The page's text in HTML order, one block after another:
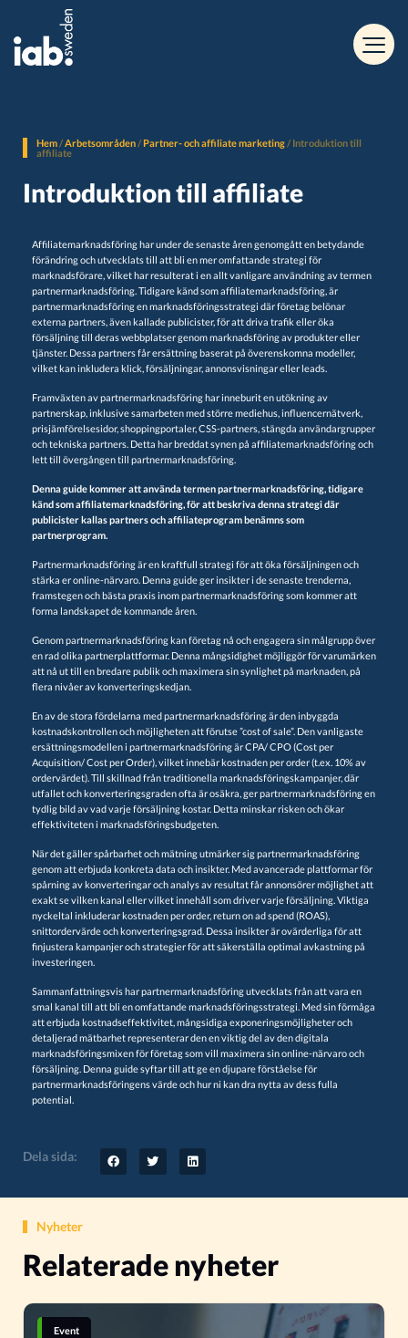
Hem/Arbetsområden/Partner- och affiliate marketing/ Introduktion till
affiliate
Introduktion till affiliate
Affiliatemarknadsföring har under de senaste åren genomgått en betydande
förändring och utvecklats till att bli en mer omfattande strategi för
marknadsförare, vilket har resulterat i en allt vanligare användning av termen
partnermarknadsföring. Tidigare känd som affiliatemarknadsföring, är
partnermarknadsföring en marknadsföringsstrategi där företag belönar
externa partners, även kallade publicister, för att driva trafik eller öka
försäljning till deras webbplatser genom marknadsföring av produkter eller
tjänster. Dessa partners får ersättning baserat på överenskomna modeller,
vilket kan inkludera klick, försäljningar, annonsvisningar eller leads.
Framväxten av partnermarknadsföring har inneburit en utökning av
partnerskap, inklusive samarbeten med större mediehus, influencernätverk,
prisjämförelsesidor, shoppingportaler, CSS-partners, stängda användargrupper
och tekniska partners. Detta har breddat synen på affiliatemarknadsföring och
lett till övergången till partnermarknadsföring.
Denna guide kommer att använda termen partnermarknadsföring, tidigare
känd som affiliatemarknadsföring, för att beskriva denna strategi där
publicister kallas partners och affiliateprogram benämns som
partnerprogram.
Partnermarknadsföring är en kraftfull strategi för att öka försäljningen och
stärka er online-närvaro. Denna guide ger insikter i de senaste trenderna,
framstegen och bästa praxis inom partnermarknadsföring som kommer att
forma landskapet de kommande åren.
Genom partnermarknadsföring kan företag nå och engagera sin målgrupp över
en rad olika partnerplattformar. Denna mångsidighet möjliggör för varumärken
att nå ut till en bredare publik och maximera sin synlighet på marknaden, på
flera nivåer av konverteringskedjan.
En av de stora fördelarna med partnermarknadsföring är den inbyggda
kostnadskontrollen och möjligheten att förutse ”cost of sale”. Den vanligaste
ersättningsmodellen i partnermarknadsföring är CPA/ CPO (Cost per
Acquisition/ Cost per Order), vilket innebär kostnaden per order (t.ex. 10% av
ordervärdet). Till skillnad från traditionella marknadsföringskampanjer, där
utfallet och konverteringsgraden ofta är osäkra, ger partnermarknadsföring en
tydlig bild av vad varje försäljning kostar. Detta minskar risken och ökar
effektiviteten i marknadsföringsbudgeten.
När det gäller spårbarhet och mätning utmärker sig partnermarknadsföring
genom att erbjuda konkreta data och insikter. Med avancerade plattformar för
spårning av konverteringar och analys av resultat får annonsörer möjlighet att
exakt se vilken kanal eller vilket innehåll som driver varje försäljning. Viktiga
nyckeltal inkluderar kostnaden per order, return on ad spend (ROAS),
snittordervärde och konverteringsgrad. Dessa insikter är ovärderliga för att
finjustera kampanjer och strategier för att säkerställa optimal avkastning på
investeringen.
Sammanfattningsvis har partnermarknadsföring utvecklats från att vara en
smal kanal till att bli en omfattande marknadsföringsstrategi. Med sin förmåga
att erbjuda kostnadseffektivitet, mångsidiga exponeringsmöjligheter och
detaljerad mätbarhet representerar den en viktig del av den digitala
marknadsföringsmixen för företag som vill maximera sin online-närvaro och
försäljning. Denna guide syftar till att ge en djupare förståelse för
partnermarknadsföringens värde och hur ni kan dra nytta av dess fulla
potential.
Dela sida:
Nyheter
Relaterade nyheter
Event